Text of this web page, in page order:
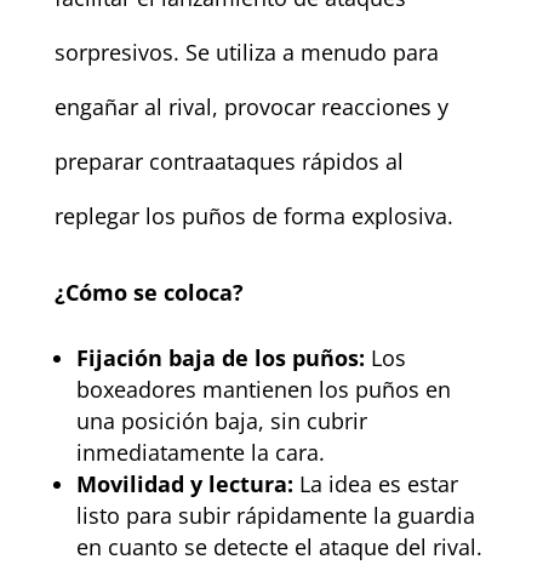
sorpresivos. Se utiliza a menudo para
engañar al rival, provocar reacciones y
preparar contraataques rápidos al
replegar los puños de forma explosiva.
¿Cómo se coloca?
Fijación baja de los puños: Los
boxeadores mantienen los puños en
una posición baja, sin cubrir
inmediatamente la cara.
Movilidad y lectura: La idea es estar
listo para subir rápidamente la guardia
en cuanto se detecte el ataque del rival.